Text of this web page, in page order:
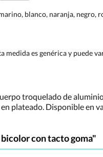
blanco, naranja, negro,
medida es genérica y puede
troquelado de
plateado. Disponible en
con tacto goma"